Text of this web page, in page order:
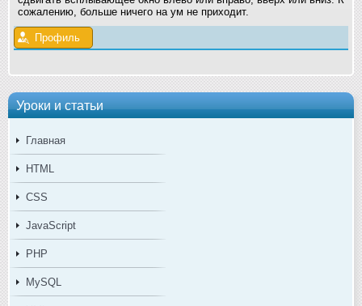
Уроки и статьи
Главная
HTML
CSS
JavaScript
PHP
MySQL
сожалению, больше ничего на ум не приходит.
Профиль